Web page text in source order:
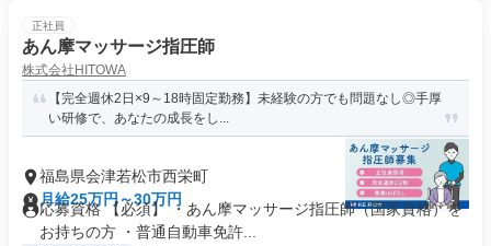
正社員
あん摩マッサージ指圧師
株式会社HITOWA
【完全週休2日×9～18時固定勤務】未経験の方でも問題なし◎手厚
い研修で、あなたの成長をし...
福島県会津若松市西栄町
月給25万円～30万円
応募資格 【必須】 ・あん摩マッサージ指圧師（国家資格）を
お持ちの方 ・普通自動車免許...